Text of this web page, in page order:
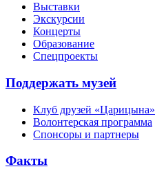
Выставки
Экскурсии
Концерты
Образование
Спецпроекты
Поддержать музей
Клуб друзей «Царицына»
Волонтерская программа
Спонсоры и партнеры
Факты